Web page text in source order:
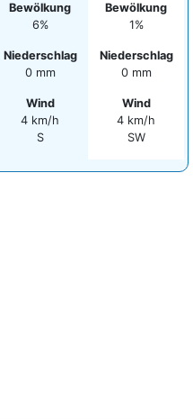
Bewölkung
6%
Niederschlag
0 mm
Wind
4 km/h
S
Bewölkung
1%
Niederschlag
0 mm
Wind
4 km/h
SW